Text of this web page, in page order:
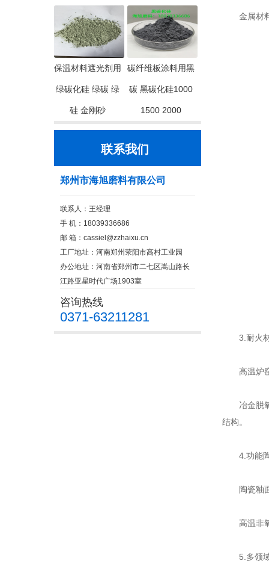
保温材料遮光剂用
绿碳化硅 绿碳 绿
硅 金刚砂
碳纤维板涂料用黑
碳 黑碳化硅1000
1500 2000
联系我们
郑州市海旭磨料有限公司
联系人：王经理
手 机：18039336686
邮 箱：cassiel@zzhaixu.cn
工厂地址：河南郑州荥阳市高村工业园
办公地址：河南省郑州市二七区嵩山路长
江路亚星时代广场1903室
咨询热线
0371-63211281
金属材料
3.耐火材
高温炉窑
冶金脱氧
结构。
4.功能陶
陶瓷釉面
高温非氧
5.多领